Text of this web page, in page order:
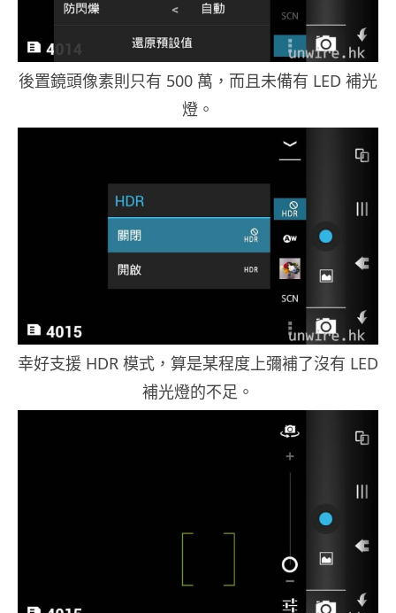
後置鏡頭像素則只有 500 萬，而且未備有 LED 補光
燈。
幸好支援 HDR 模式，算是某程度上彌補了沒有 LED
補光燈的不足。